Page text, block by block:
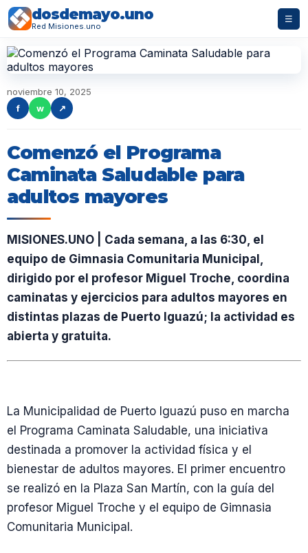
dosdemayo.uno
Red Misiones.uno
☰
noviembre 10, 2025
f
w ↗
Comenzó el Programa
Caminata Saludable para
adultos mayores
MISIONES.UNO | Cada semana, a las 6:30, el
equipo de Gimnasia Comunitaria Municipal,
dirigido por el profesor Miguel Troche, coordina
caminatas y ejercicios para adultos mayores en
distintas plazas de Puerto Iguazú; la actividad es
abierta y gratuita.
La Municipalidad de Puerto Iguazú puso en marcha
el Programa Caminata Saludable, una iniciativa
destinada a promover la actividad física y el
bienestar de adultos mayores. El primer encuentro
se realizó en la Plaza San Martín, con la guía del
profesor Miguel Troche y el equipo de Gimnasia
Comunitaria Municipal.